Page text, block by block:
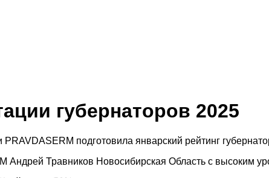
губернаторов 2025
подготовила январский рейтинг
Андрей Травников Новосибирская Область с высоким